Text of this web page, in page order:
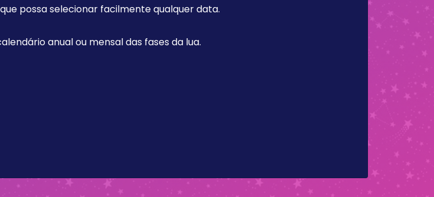
possa selecionar facilmente qualquer data.
anual ou mensal das fases da lua.